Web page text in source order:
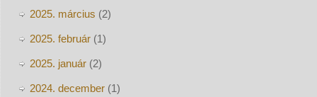
2025. március (2)
2025. február(1)
2025. január(2)
2024. december(1)